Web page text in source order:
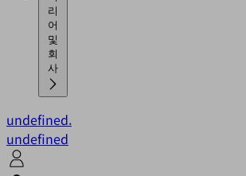
리
어
및
회
undefined.
undefined